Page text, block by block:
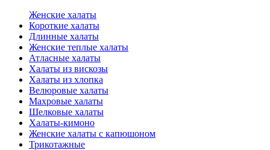
Женские халаты
Короткие халаты
Длинные халаты
Женские теплые халаты
Атласные халаты
Халаты из вискозы
Халаты из хлопка
Велюровые халаты
Махровые халаты
Шелковые халаты
Халаты-кимоно
Женские халаты с капюшоном
Трикотажные